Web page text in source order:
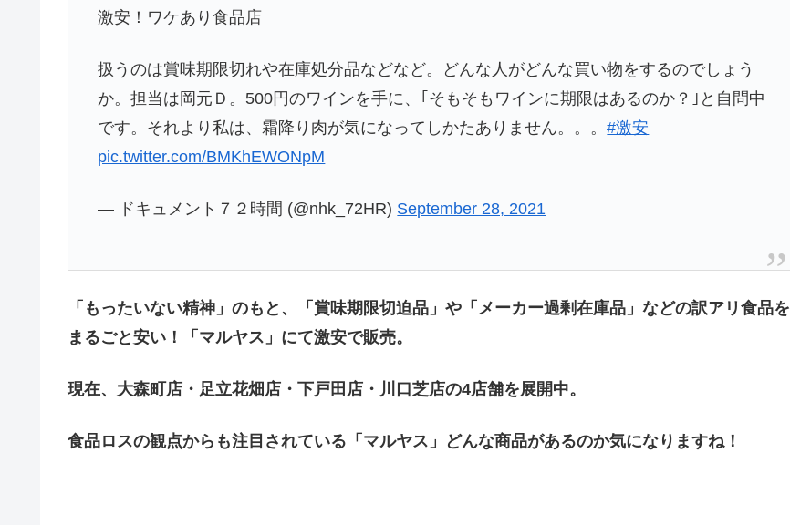
激安！ワケあり食品店
扱うのは賞味期限切れや在庫処分品などなど。どんな人がどんな買い物をするのでしょう
か。担当は岡元Ｄ。500円のワインを手に、｢そもそもワインに期限はあるのか？｣と自問中
です。それより私は、霜降り肉が気になってしかたありません。。。#激安
pic.twitter.com/BMKhEWONpM
— ドキュメント７２時間 (@nhk_72HR) September 28, 2021
「もったいない精神」のもと、「賞味期限切迫品」や「メーカー過剰在庫品」などの訳アリ食品を
まるごと安い！「マルヤス」にて激安で販売。
現在、大森町店・足立花畑店・下戸田店・川口芝店の4店舗を展開中。
食品ロスの観点からも注目されている「マルヤス」どんな商品があるのか気になりますね！